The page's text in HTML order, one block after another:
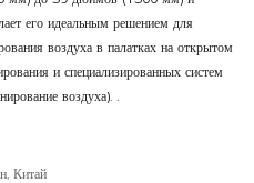
его идеальным решением для
воздуха в палатках на открытом
и специализированных систем
воздуха).
Китай